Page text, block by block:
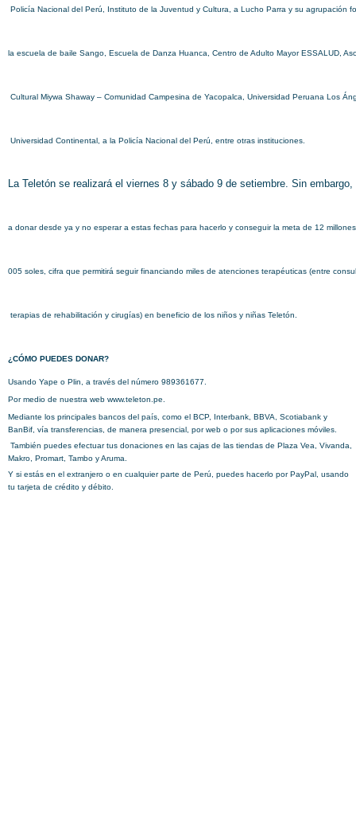
Policía Nacional del Perú, Instituto de la Juventud y Cultura, a Lucho Parra y su agrupación
la escuela de baile Sango, Escuela de Danza Huanca, Centro de Adulto Mayor ESSALUD,
Cultural Miywa Shaway – Comunidad Campesina de Yacopalca, Universidad Peruana Los
Universidad Continental, a la Policía Nacional del Perú, entre otras instituciones.
La Teletón se realizará el viernes 8 y sábado 9 de setiembre. Sin
a donar desde ya y no esperar a estas fechas para hacerlo y conseguir la meta de 12
005 soles, cifra que permitirá seguir financiando miles de atenciones terapéuticas (entre
terapias de rehabilitación y cirugías) en beneficio de los niños y niñas Teletón.
¿CÓMO PUEDES DONAR?
Usando Yape o Plin, a través del número 989361677.
Por medio de nuestra web www.teleton.pe.
Mediante los principales bancos del país, como el BCP, Interbank, BBVA, Scotiabank y
BanBif, vía transferencias, de manera presencial, por web o por sus aplicaciones móviles.
También puedes efectuar tus donaciones en las cajas de las tiendas de Plaza Vea, Vivanda,
Makro, Promart, Tambo y Aruma.
Y si estás en el extranjero o en cualquier parte de Perú, puedes hacerlo por PayPal, usando
tu tarjeta de crédito y débito.